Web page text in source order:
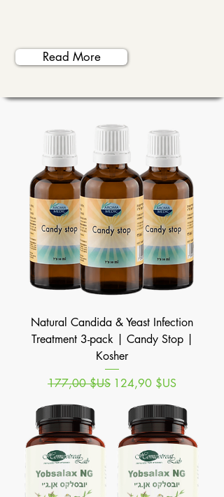
Read More
Natural Candida & Yeast Infection
Treatment 3-pack | Candy Stop |
Kosher
Prix original
177,00 $US Prix promotionnel
124,90 $US